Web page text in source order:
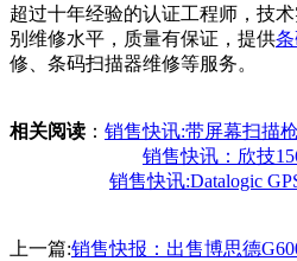
超过十年经验的认证工程师，技
别维修水平，质量有保证，提供
修、条码扫描器维修等服务。
相关阅读 ： 销售快讯:带屏幕扫描
销售快讯：欣技
销售快讯:Datalogic
上一篇:销售快报：出售博思德